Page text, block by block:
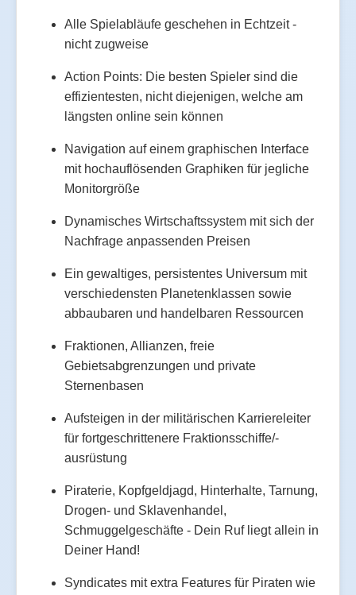
Alle Spielabläufe geschehen in Echtzeit -
nicht zugweise
Action Points: Die besten Spieler sind die
effizientesten, nicht diejenigen, welche am
längsten online sein können
Navigation auf einem graphischen Interface
mit hochauflösenden Graphiken für jegliche
Monitorgröße
Dynamisches Wirtschaftssystem mit sich der
Nachfrage anpassenden Preisen
Ein gewaltiges, persistentes Universum mit
verschiedensten Planetenklassen sowie
abbaubaren und handelbaren Ressourcen
Fraktionen, Allianzen, freie
Gebietsabgrenzungen und private
Sternenbasen
Aufsteigen in der militärischen Karriereleiter
für fortgeschrittenere Fraktionsschiffe/-
ausrüstung
Piraterie, Kopfgeldjagd, Hinterhalte, Tarnung,
Drogen- und Sklavenhandel,
Schmuggelgeschäfte - Dein Ruf liegt allein in
Deiner Hand!
Syndicates mit extra Features für Piraten wie